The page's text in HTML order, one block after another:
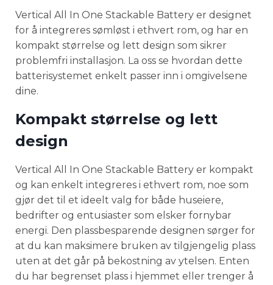
Vertical All In One Stackable Battery er designet
for å integreres sømløst i ethvert rom, og har en
kompakt størrelse og lett design som sikrer
problemfri installasjon. La oss se hvordan dette
batterisystemet enkelt passer inn i omgivelsene
dine.
Kompakt størrelse og lett
design
Vertical All In One Stackable Battery er kompakt
og kan enkelt integreres i ethvert rom, noe som
gjør det til et ideelt valg for både huseiere,
bedrifter og entusiaster som elsker fornybar
energi. Den plassbesparende designen sørger for
at du kan maksimere bruken av tilgjengelig plass
uten at det går på bekostning av ytelsen. Enten
du har begrenset plass i hjemmet eller trenger å